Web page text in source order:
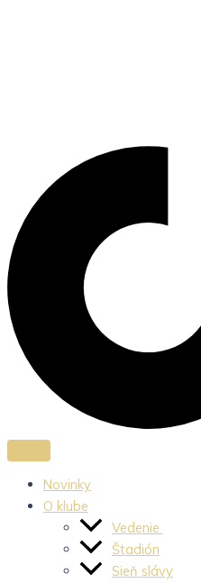
Novinky
O klube
Vedenie
Štadión
Sieň slávy